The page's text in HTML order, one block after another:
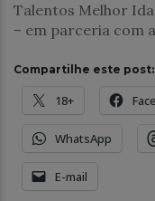
Talentos Melhor
– em parceria com a
Compartilhe este post:
18+
WhatsApp
E-mail